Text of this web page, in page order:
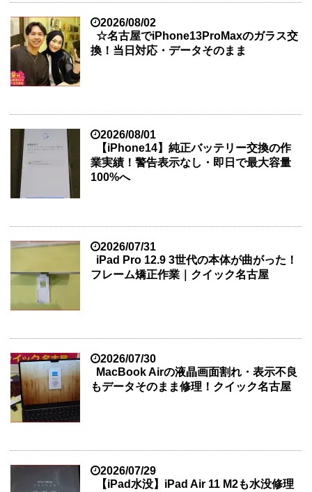
2026/08/02
☆名古屋でiPhone13ProMaxのガラス交
換！当日対応・データそのまま
2026/08/01
【iPhone14】純正バッテリー交換の作
業実績！警告表示なし・即日で最大容量
100%へ
2026/07/31
iPad Pro 12.9 3世代の本体が曲がった！
フレーム矯正作業｜クイック名古屋
2026/07/30
MacBook Airの液晶画面割れ・表示不良
もデータそのまま修理！クイック名古屋
2026/07/29
【iPad水没】iPad Air 11 M2も水没修理